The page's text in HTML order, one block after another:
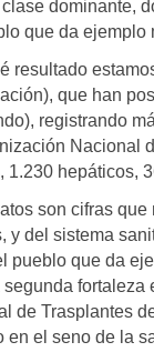
dominante,
que da ejemplo
resultado
que han
registrando
Nacional
1.230 hepáticos,
son cifras
y del sistema
pueblo que da
segunda fortaleza
de Trasplantes
en el seno de la